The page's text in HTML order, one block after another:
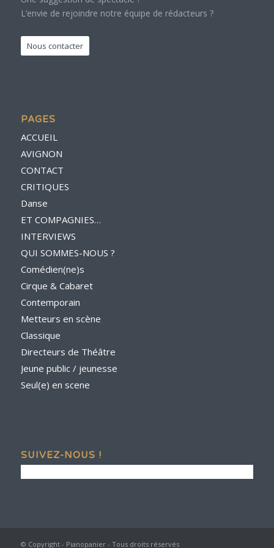
L’envie de rejoindre notre équipe de rédacteurs ?
Nous contacter
PAGES
ACCUEIL
AVIGNON
CONTACT
CRITIQUES
Danse
ET COMPAGNIES…
INTERVIEWS
QUI SOMMES-NOUS ?
Comédien(ne)s
Cirque & Cabaret
Contemporain
Metteurs en scène
Classique
Directeurs de Théâtre
Jeune public / jeunesse
Seul(e) en scene
SUIVEZ-NOUS !
© Copyright - Pianopanier - Tous droits réservés